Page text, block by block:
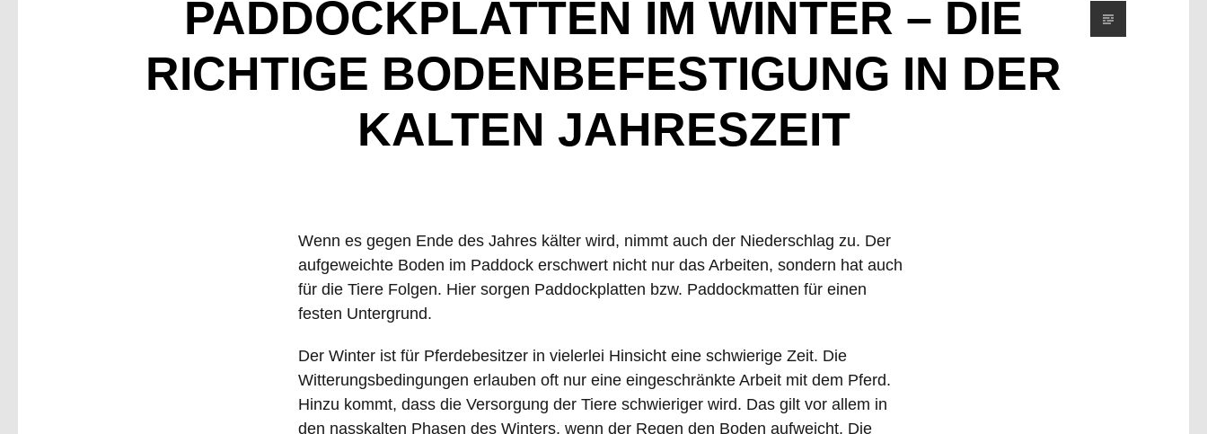
PADDOCKPLATTEN IM WINTER – DIE
RICHTIGE BODENBEFESTIGUNG IN DER
KALTEN JAHRESZEIT
Wenn es gegen Ende des Jahres kälter wird, nimmt auch der Niederschlag zu. Der
aufgeweichte Boden im Paddock erschwert nicht nur das Arbeiten, sondern hat auch
für die Tiere Folgen. Hier sorgen Paddockplatten bzw. Paddockmatten für einen
festen Untergrund.
Der Winter ist für Pferdebesitzer in vielerlei Hinsicht eine schwierige Zeit. Die
Witterungsbedingungen erlauben oft nur eine eingeschränkte Arbeit mit dem Pferd.
Hinzu kommt, dass die Versorgung der Tiere schwieriger wird. Das gilt vor allem in
den nasskalten Phasen des Winters, wenn der Regen den Boden aufweicht. Die